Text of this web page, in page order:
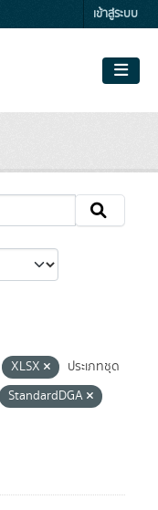
เข้าสู่ระบบ
XLSX
ประเภทชุด
StandardDGA